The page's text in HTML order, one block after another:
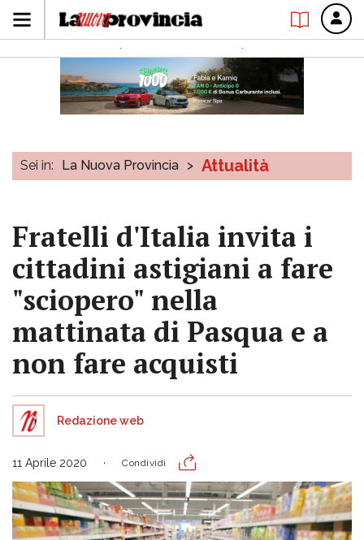
Sei in: La Nuova Provincia > Attualità
Fratelli d'Italia invita i
cittadini astigiani a fare
"sciopero" nella
mattinata di Pasqua e a
non fare acquisti
Redazione web
11 Aprile 2020 Condividi